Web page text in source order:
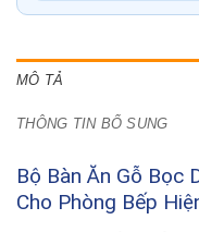
MÔ TẢ
THÔNG TIN BỔ SUNG
Bộ Bàn Ăn Gỗ Bọc
Cho Phòng Bếp